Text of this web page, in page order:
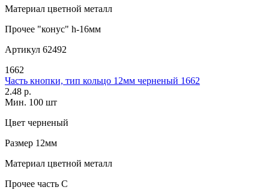
Материал цветной металл
Прочее "конус" h-16мм
Артикул 62492
1662
Часть кнопки, тип кольцо 12мм черненый 1662
2.48 р.
Мин. 100 шт
Цвет черненый
Размер 12мм
Материал цветной металл
Прочее часть C